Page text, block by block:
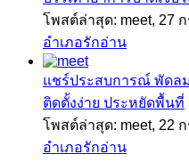
โพสต์ล่าสุด: meet, 27
อำเภอรักอ่าน
แชร์ประสบการณ์ พัดล
ติดตั้งง่าย ประหยัดพื้นที่
โพสต์ล่าสุด: meet, 22
อำเภอรักอ่าน